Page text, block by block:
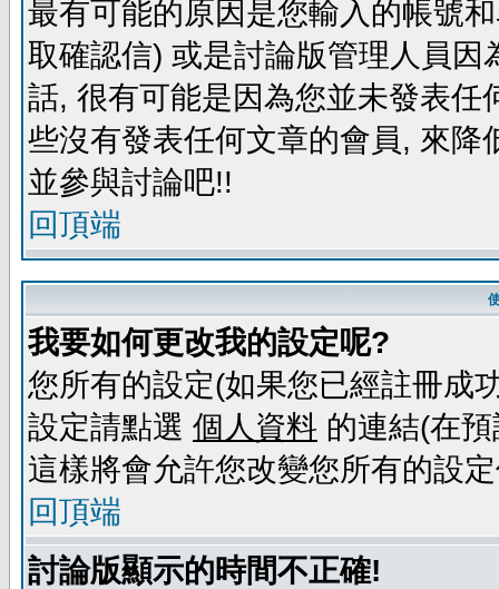
最有可能的原因是您輸入的帳號
取確認信) 或是討論版管理人員
話, 很有可能是因為您並未發表
些沒有發表任何文章的會員, 來
並參與討論吧!!
回頂端
我要如何更改我的設定呢?
您所有的設定(如果您已經註冊成
設定請點選 個人資料 的連結(在
這樣將會允許您改變您所有的設
回頂端
討論版顯示的時間不正確!